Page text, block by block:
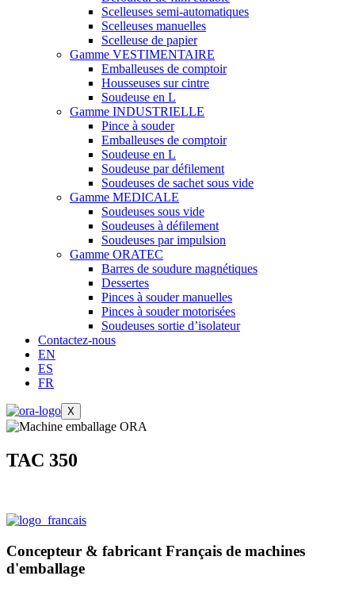
Scelleuses semi-automatiques
Scelleuses manuelles
Scelleuse de papier
Gamme VESTIMENTAIRE
Emballeuses de comptoir
Housseuses sur cintre
Soudeuse en L
Gamme INDUSTRIELLE
Pince à souder
Emballeuses de comptoir
Soudeuse en L
Soudeuse par défilement
Soudeuses de sachet sous vide
Gamme MEDICALE
Soudeuses sous vide
Soudeuses à défilement
Soudeuses par impulsion
Gamme ORATEC
Barres de soudure magnétiques
Dessertes
Pinces à souder manuelles
Pinces à souder motorisées
Soudeuses sortie d’isolateur
Contactez-nous
EN
ES
FR
X
TAC 350
Concepteur & fabricant Français de machines
d'emballage